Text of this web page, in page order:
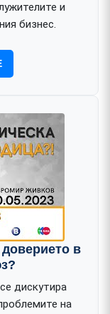
и
бизнес.
в
дискутира
на